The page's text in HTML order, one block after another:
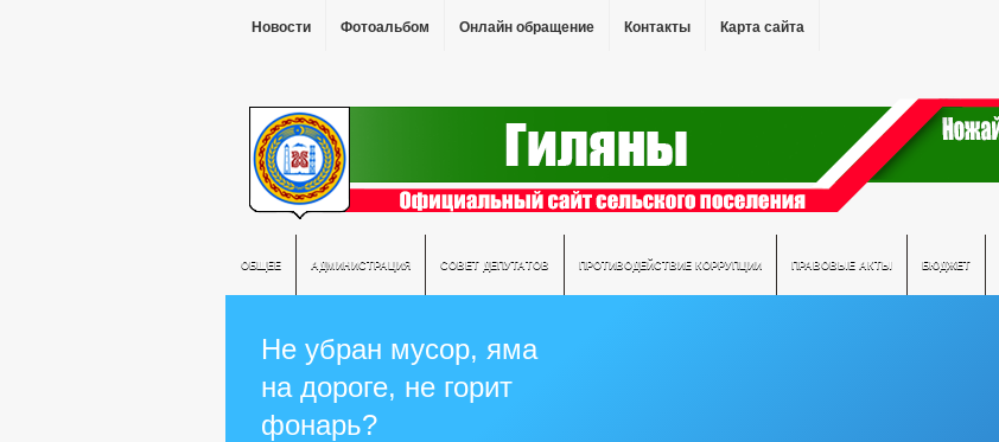
Новости Фотоальбом Онлайн обращение Контакты Карта сайта
ОБЩЕЕ АДМИНИСТРАЦИЯ СОВЕТ ДЕПУТАТОВ ПРОТИВОДЕЙСТВИЕ КОРРУПЦИИ ПРАВОВЫЕ АКТЫ БЮДЖЕТ
Не убран мусор, яма
на дороге, не горит
фонарь?